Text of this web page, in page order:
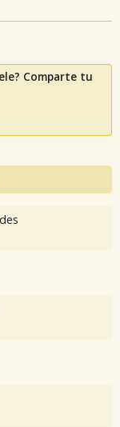
Comparte tu